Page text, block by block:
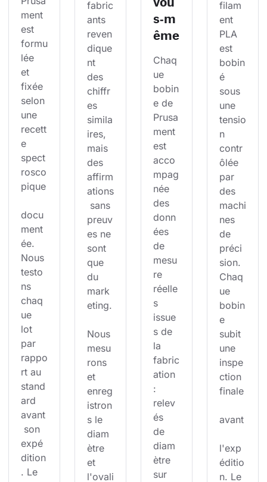
ment
est
formu
lée
et
fixée
selon
une
recett
e
spect
rosco
pique
docu
ment
ée.
Nous
testo
ns
chaq
ue
lot
par
rappo
rt au
stand
ard
avant
son
expé
dition
. Le
fabric
ants
reven
dique
nt
des
chiffr
es
simila
ires,
mais
des
affirm
ations
sans
preuv
es ne
sont
que
du
mark
eting.
Nous
mesu
rons
et
enreg
istron
s le
diam
ètre
et
l'ovali
s‑m
ême
Chaq
ue
bobin
e de
Prusa
ment
est
acco
mpag
née
des
donn
ées
de
mesu
re
réelle
s
issue
s de
la
fabric
ation
:
relev
és
de
diam
ètre
sur
filam
ent
PLA
est
bobin
é
sous
une
tensio
n
contr
ôlée
par
des
machi
nes
de
préci
sion.
Chaq
ue
bobin
e
subit
une
inspe
ction
finale
avant
l'exp
éditio
n. Le